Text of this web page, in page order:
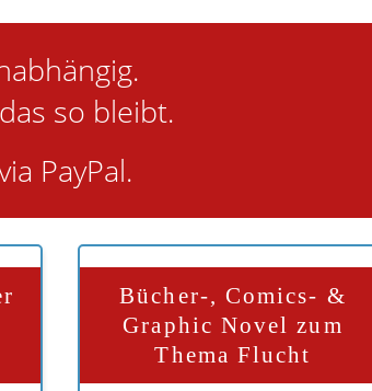
so bleibt.
PayPal.
Bücher-, Comics- &
Graphic Novel zum
Thema Flucht